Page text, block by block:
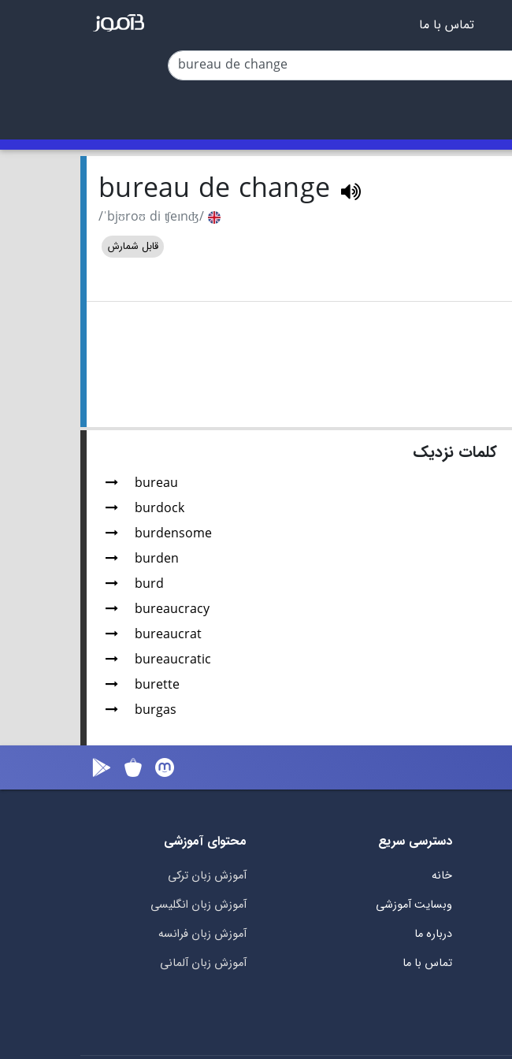
تماس با ما
bureau de change
/ˈbjʊroʊ di ʧeɪnʤ/
قابل شمارش
کلمات نزدیک
bureau
burdock
burdensome
burden
burd
bureaucracy
bureaucrat
bureaucratic
burette
burgas
دسترسی سریع
خانه
وبسایت آموزشی
درباره ما
تماس با ما
محتوای آموزشی
آموزش زبان ترکی
آموزش زبان انگلیسی
آموزش زبان فرانسه
آموزش زبان آلمانی